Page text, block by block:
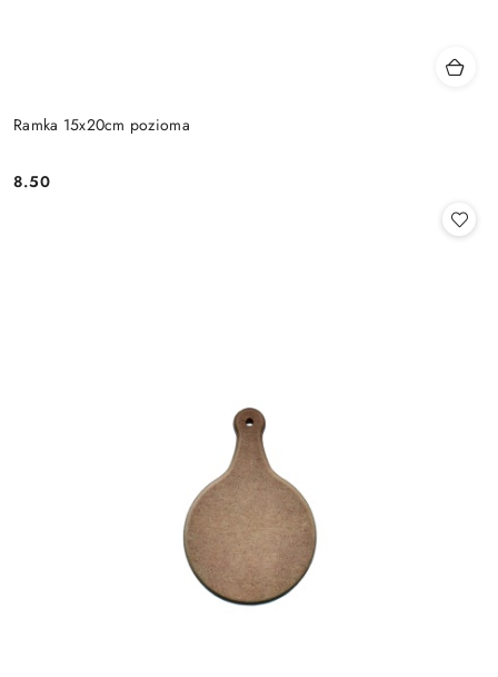
Ramka 15x20cm pozioma
Cena:
8.50